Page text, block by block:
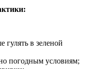
в зеленой
погодным условиям;